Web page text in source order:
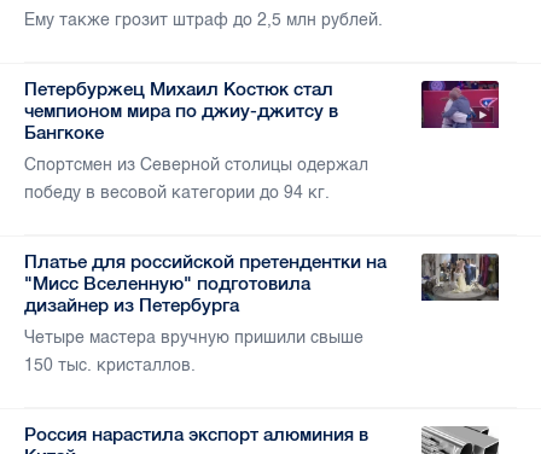
Ему также грозит штраф до 2,5 млн рублей.
Петербуржец Михаил Костюк стал
чемпионом мира по джиу-джитсу в
Бангкоке
Спортсмен из Северной столицы одержал
победу в весовой категории до 94 кг.
Платье для российской претендентки на
"Мисс Вселенную" подготовила
дизайнер из Петербурга
Четыре мастера вручную пришили свыше
150 тыс. кристаллов.
Россия нарастила экспорт алюминия в